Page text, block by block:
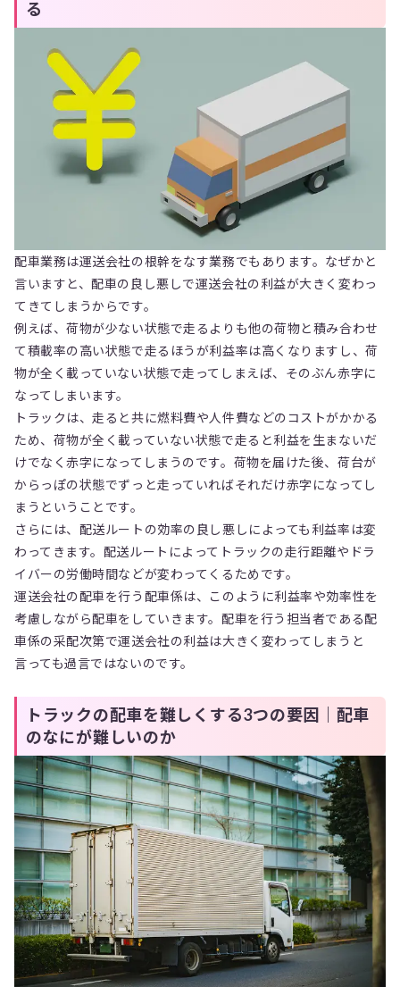
る
配車業務は運送会社の根幹をなす業務でもあります。なぜかと
言いますと、配車の良し悪しで運送会社の利益が大きく変わっ
てきてしまうからです。
例えば、荷物が少ない状態で走るよりも他の荷物と積み合わせ
て積載率の高い状態で走るほうが利益率は高くなりますし、荷
物が全く載っていない状態で走ってしまえば、そのぶん赤字に
なってしまいます。
トラックは、走ると共に燃料費や人件費などのコストがかかる
ため、荷物が全く載っていない状態で走ると利益を生まないだ
けでなく赤字になってしまうのです。荷物を届けた後、荷台が
からっぽの状態でずっと走っていればそれだけ赤字になってし
まうということです。
さらには、配送ルートの効率の良し悪しによっても利益率は変
わってきます。配送ルートによってトラックの走行距離やドラ
イバーの労働時間などが変わってくるためです。
運送会社の配車を行う配車係は、このように利益率や効率性を
考慮しながら配車をしていきます。配車を行う担当者である配
車係の采配次第で運送会社の利益は大きく変わってしまうと
言っても過言ではないのです。
トラックの配車を難しくする3つの要因｜配車
のなにが難しいのか